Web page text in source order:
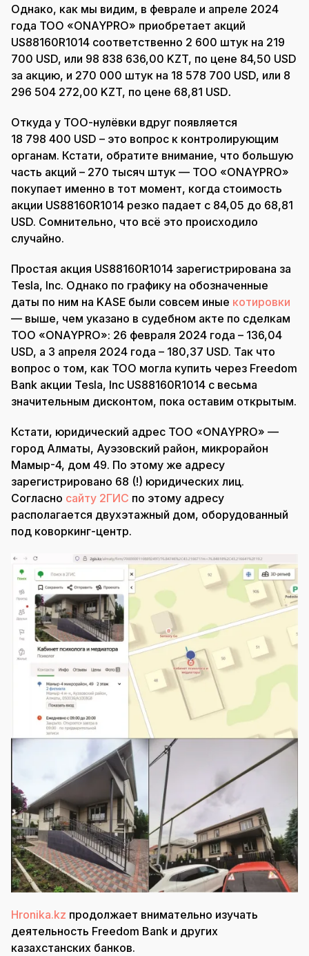
Однако, как мы видим, в феврале и апреле 2024
года ТОО «ONAYPRO» приобретает акций
US88160R1014 соответственно 2 600 штук на 219
700 USD, или 98 838 636,00 KZT, по цене 84,50 USD
за акцию, и 270 000 штук на 18 578 700 USD, или 8
296 504 272,00 KZT, по цене 68,81 USD.
Откуда у ТОО-нулёвки вдруг появляется
18 798 400 USD – это вопрос к контролирующим
органам. Кстати, обратите внимание, что большую
часть акций – 270 тысяч штук — ТОО «ONAYPRO»
покупает именно в тот момент, когда стоимость
акции US88160R1014 резко падает с 84,05 до 68,81
USD. Сомнительно, что всё это происходило
случайно.
Простая акция US88160R1014 зарегистрирована за
Tesla, Inc. Однако по графику на обозначенные
даты по ним на KASE были совсем иные котировки
— выше, чем указано в судебном акте по сделкам
ТОО «ONAYPRO»: 26 февраля 2024 года – 136,04
USD, а 3 апреля 2024 года – 180,37 USD. Так что
вопрос о том, как ТОО могла купить через Freedom
Bank акции Tesla, Inc US88160R1014 с весьма
значительным дисконтом, пока оставим открытым.
Кстати, юридический адрес ТОО «ONAYPRO» —
город Алматы, Ауэзовский район, микрорайон
Мамыр-4, дом 49. По этому же адресу
зарегистрировано 68 (!) юридических лиц.
Согласно сайту 2ГИС по этому адресу
располагается двухэтажный дом, оборудованный
под коворкинг-центр.
Hronika.kz продолжает внимательно изучать
деятельность Freedom Bank и других
казахстанских банков.